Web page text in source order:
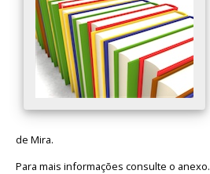
Projetos
Contactos
Avaliação
de Mira.
Para mais informações consulte o anexo.